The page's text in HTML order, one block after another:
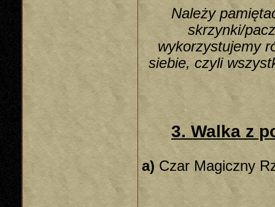
Należy
skrzynki/
wykorzystujemy
siebie, czyli
3. Walka z
a) Czar Magiczny